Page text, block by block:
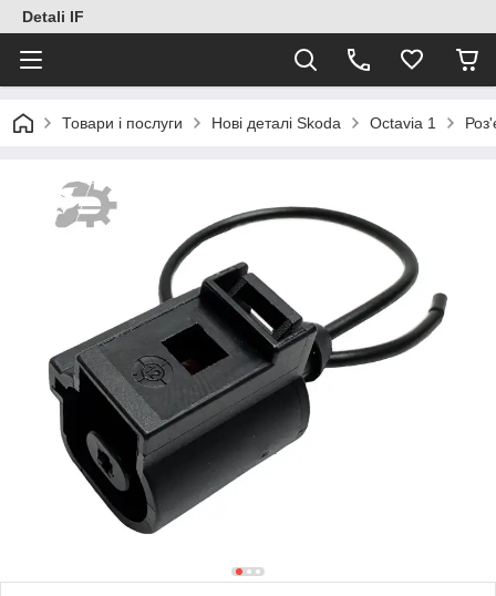
Detali IF
Товари і послуги Нові деталі Skoda Octavia 1